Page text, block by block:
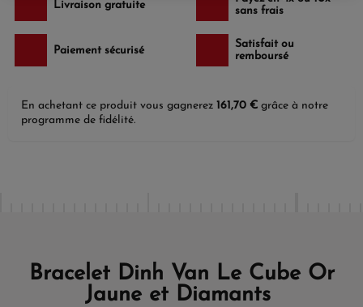
Livraison gratuite
sans frais
Paiement sécurisé
Satisfait ou
remboursé
En achetant ce produit vous gagnerez 161,70 € grâce à notre
programme de fidélité.
Bracelet Dinh Van Le Cube Or
Jaune et Diamants